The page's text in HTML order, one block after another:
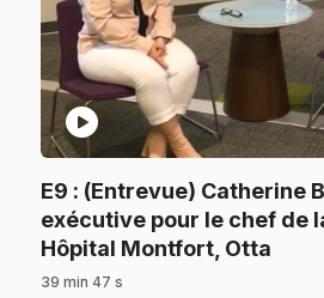
play_circle
E9 : (Entrevue) Catherine
exécutive pour le chef de
Hôpital Montfort, Otta
39 min 47 s